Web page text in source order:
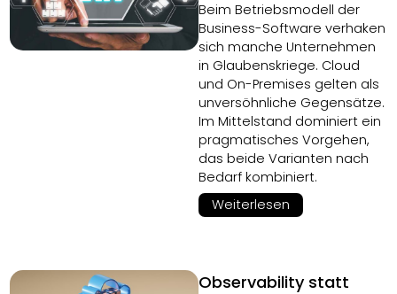
Beim Betriebsmodell der
Business-Software verhaken
sich manche Unternehmen
in Glaubenskriege. Cloud
und On-Premises gelten als
unversöhnliche Gegensätze.
Im Mittelstand dominiert ein
pragmatisches Vorgehen,
das beide Varianten nach
Bedarf kombiniert.
Weiterlesen
Observability statt